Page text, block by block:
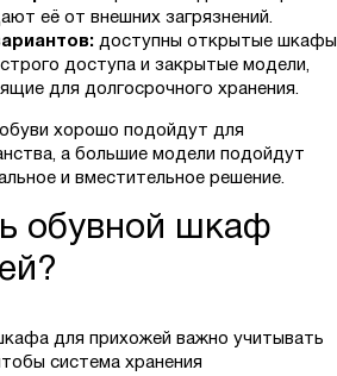
её от внешних загрязнений.
доступны открытые шкафы
доступа и закрытые модели,
для долгосрочного хранения.
хорошо подойдут для
а большие модели подойдут
и вместительное решение.
обувной шкаф
для прихожей важно учитывать
система хранения